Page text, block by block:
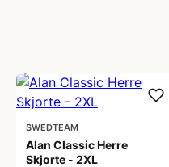
SWEDTEAM
Alan Classic Herre
Skjorte - 2XL